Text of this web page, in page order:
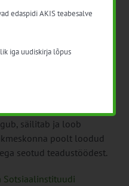
kohta.
säilitab ja loob
poolt loodud
seotud teadustöödest.
Sotsiaalinstituudi
edaspidi AKIS teabesalve
iga uudiskirja lõpus